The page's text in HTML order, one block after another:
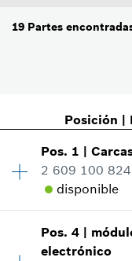
19 Partes
Posición |
Pos. 1 |
2 609 100 824
disponible
Cantidad 1
Precio grupal
Pos.4 |
electrónico